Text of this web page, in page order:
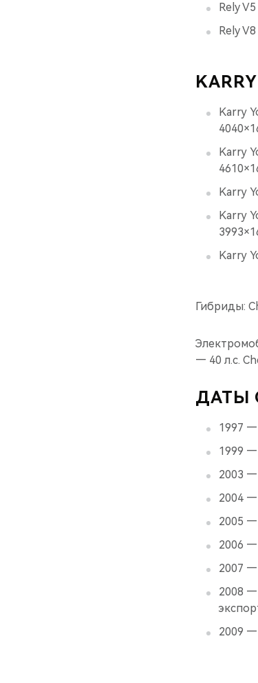
Rely
Rely
KARRY
Karry
Karry
Karry
Karry
Karry
Гибриды:
— 40 л.с.
ДАТЫ
1997 —
1999 —
2003
2004 —
2005 —
2006 —
2007
2008 —
2009